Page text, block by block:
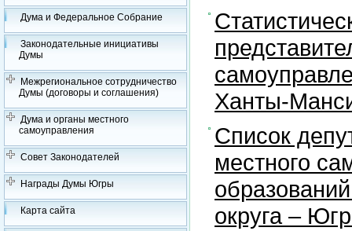
Дума и Федеральное Собрание
Законодательные инициативы
Думы
Межрегиональное сотрудничество
Думы (договоры и соглашения)
Дума и органы местного
самоуправления
Совет Законодателей
Награды Думы Югры
Карта сайта
Ханты-
Список
местного
округа –